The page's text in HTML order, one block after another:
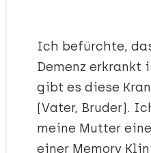
Ich befürchte,
Demenz erkrankt
gibt es diese
(Vater, Bruder).
meine Mutter
einer Memory